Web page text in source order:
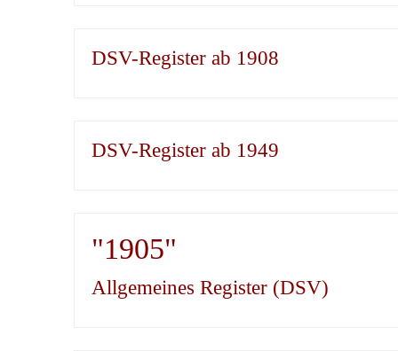
DSV-Register ab 1908
DSV-Register ab 1949
"1905"
Allgemeines Register (DSV)